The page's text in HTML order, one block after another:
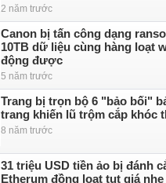
2 năm trước
Canon bị tấn công dạng
10TB dữ liệu cùng hàng loạt
động được
5 năm trước
Trang bị trọn bộ 6 "bảo bối"
trang khiến lũ trộm cắp khóc
8 năm trước
31 triệu USD tiền ảo bị đánh
Etherum đồng loạt tụt giá nhẹ